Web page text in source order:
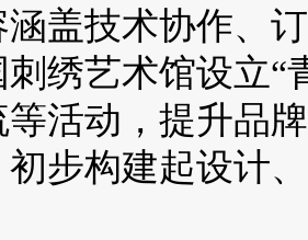
盖技术协作、
绣艺术馆设立“
活动，提升品
步构建起设计